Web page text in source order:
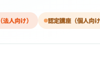
人向け） 認定講座（個人向け